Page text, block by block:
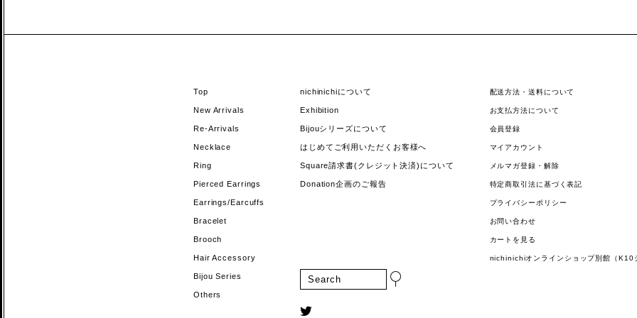
Top
New Arrivals
Re-Arrivals
Necklace
Ring
Pierced Earrings
Earrings/Earcuffs
Bracelet
Brooch
Hair Accessory
Bijou Series
Others
nichinichiについて
Exhibition
Bijouシリーズについて
はじめてご利用いただくお客様へ
Square請求書(クレジット決済)について
Donation企画のご報告
配送方法・送料について
お支払方法について
会員登録
マイアカウント
メルマガ登録・解除
特定商取引法に基づく表記
プライバシーポリシー
お問い合わせ
カートを見る
nichinichiオンラインショップ別館（K10